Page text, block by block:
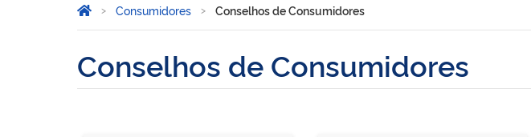
Você está aqui:
Página Inicial
Consumidores Conselhos de Consumidores
Conselhos de Consumidores